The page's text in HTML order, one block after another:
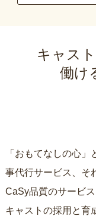
キャス
働け
「おもてなしの心
事代行サービス、そ
CaSy品質のサービ
キャストの採用と育